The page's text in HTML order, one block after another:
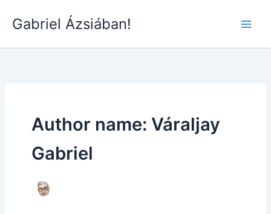
Gabriel Ázsiában!
Author name: Váraljay
Gabriel